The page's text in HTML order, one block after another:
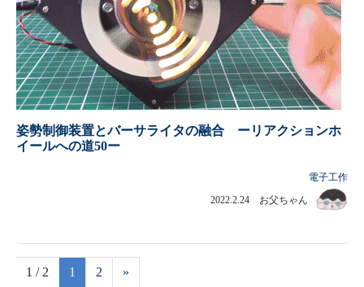
姿勢制御装置とバーサライタの融合 ーリアクションホ
イールへの道50ー
電子工作
2022.2.24 お父ちゃん
1 / 2 1 2 »